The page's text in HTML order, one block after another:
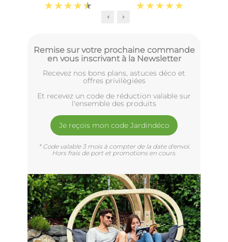
Remise sur votre prochaine commande
en vous inscrivant à la Newsletter
Recevez nos bons plans, astuces déco et
offres privilègiées
Et recevez un code de réduction valable sur
l'ensemble des produits
Je reçois mon code Jardindéco
* Code valable 3 mois à compter de la date d'envoi.
Hors frais de port et promotions en cours.